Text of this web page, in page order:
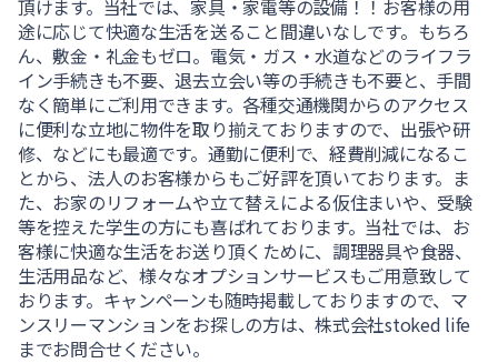
頂けます。当社では、家具・家電等の設備！！お客様の用
途に応じて快適な生活を送ること間違いなしです。もちろ
ん、敷金・礼金もゼロ。電気・ガス・水道などのライフラ
イン手続きも不要、退去立会い等の手続きも不要と、手間
なく簡単にご利用できます。各種交通機関からのアクセス
に便利な立地に物件を取り揃えておりますので、出張や研
修、などにも最適です。通勤に便利で、経費削減になるこ
とから、法人のお客様からもご好評を頂いております。ま
た、お家のリフォームや立て替えによる仮住まいや、受験
等を控えた学生の方にも喜ばれております。当社では、お
客様に快適な生活をお送り頂くために、調理器具や食器、
生活用品など、様々なオプションサービスもご用意致して
おります。キャンペーンも随時掲載しておりますので、マ
ンスリーマンションをお探しの方は、株式会社stoked life
までお問合せください。